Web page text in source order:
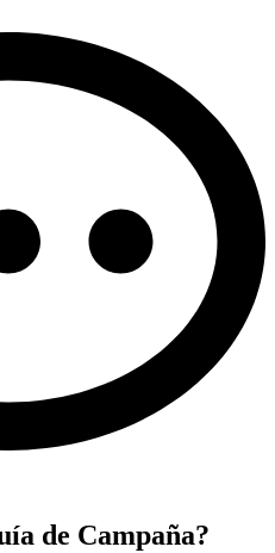
de Campaña?